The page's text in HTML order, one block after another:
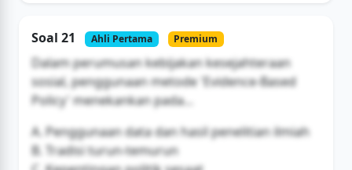
Soal 21 Ahli Pertama Premium
Dalam perumusan kebijakan kesejahteraan
sosial, penggunaan metode 'Evidence-Based
Policy' menekankan pada...
A. Penggunaan data dan hasil penelitian ilmiah
B. Tradisi turun-temurun